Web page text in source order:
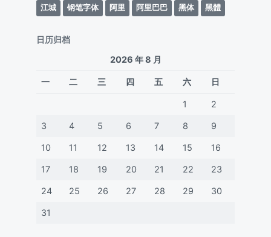
江城
钢笔字体 阿里 阿里巴巴 黑体 黑體
日历归档
2026 年 8 月
一 二 三 四 五 六 日
1 2
3 4 5 6 7 8 9
10 11 12 13 14 15 16
17 18 19 20 21 22 23
24 25 26 27 28 29 30
31